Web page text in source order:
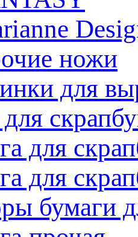
ножи
для
для
для
бумаги